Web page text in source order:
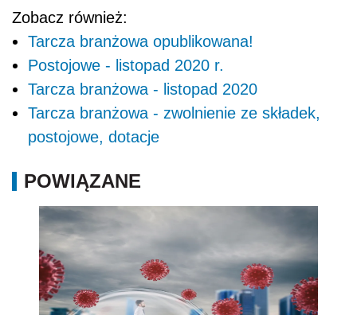
Zobacz również:
Tarcza branżowa opublikowana!
Postojowe - listopad 2020 r.
Tarcza branżowa - listopad 2020
Tarcza branżowa - zwolnienie ze składek,
postojowe, dotacje
POWIĄZANE